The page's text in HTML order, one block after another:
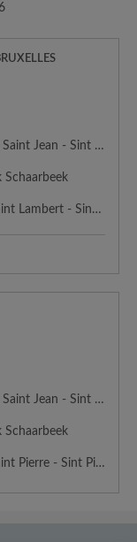
Molenbeek Saint Jean - Sint Jans Molenbeek
Schaarbeek
Woluwe Saint Lambert - Sint Lambrechts Woluwe
Molenbeek Saint Jean - Sint Jans Molenbeek
Schaarbeek
Woluwe Saint Pierre - Sint Pieters Woluwe